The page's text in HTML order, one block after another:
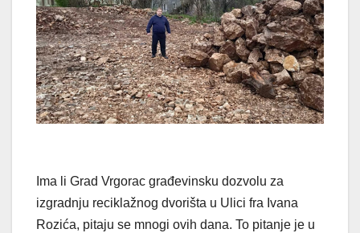
Ima li Grad Vrgorac građevinsku dozvolu za
izgradnju reciklažnog dvorišta u Ulici fra Ivana
Rozića, pitaju se mnogi ovih dana. To pitanje je u